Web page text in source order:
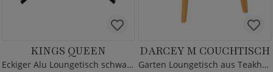
KINGS QUEEN
Eckiger Alu Loungetisch schwarz - 108cm
DARCEY M COUCHTISCH
Garten Loungetisch aus Teakholz - 80cm